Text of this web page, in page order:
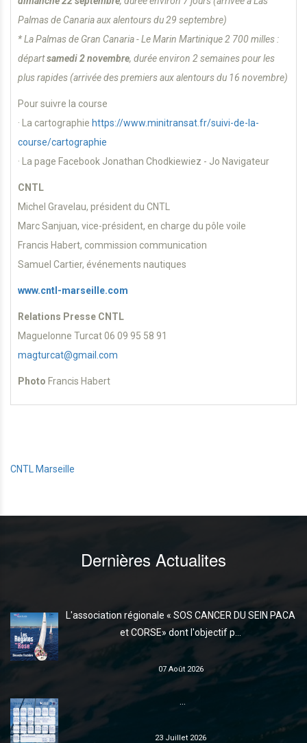
Palmas de Canaria aux alentours du 29 septembre)
* La Palmas de Gran Canaria - Le Marin Martinique 2 700 milles :
départsamedi 2 novembre, durée environ 2 semaines pour les
plus rapides (arrivée des premiers aux alentours du 16 novembre)
Pour suivre la course
· La cartographie https://www.minitransat.fr/suivi-de-la-
course/cartographie
· La page Facebook Jonathan Chodkiewiez - Jo Navigateur
CNTL
Michel Gravelau, président du CNTL
Marc Sanjuan, vice-président, en charge du pôle voile
Francis Habert, commission communication
Samuel Cartier, événements nautiques
www.cntl-marseille.com
Relations Presse CNTL
Maguelonne Turcat 06 09 95 58 91
magturcat@gmail.com
Photo Francis Habert
CNTL Marseille
Dernières Actualites
L'association régionale « SOS CANCER DU SEIN PACA
et CORSE» dont l'objectif p...
07 Août 2026
23 Juillet 2026